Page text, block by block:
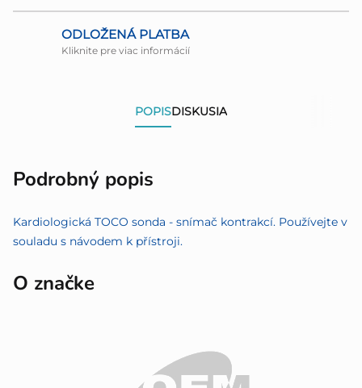
ODLOŽENÁ PLATBA
Kliknite pre viac informácií
POPISDISKUSIA
Podrobný popis
Kardiologická TOCO sonda - snímač kontrakcí. Používejte v
souladu s návodem k přístroji.
O značke